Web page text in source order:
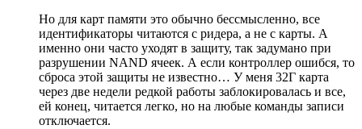
Но для карт памяти это обычно бессмысленно, все
идентификаторы читаются с ридера, а не с карты. А
именно они часто уходят в защиту, так задумано при
разрушении NAND ячеек. А если контроллер ошибся, то
сброса этой защиты не известно… У меня 32Г карта
через две недели редкой работы заблокировалась и все,
ей конец, читается легко, но на любые команды записи
отключается.